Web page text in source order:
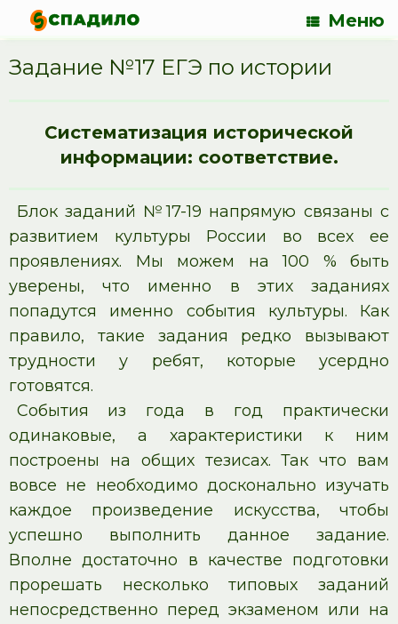
Меню
Задание №17 ЕГЭ по истории
Систематизация исторической
информации: соответствие.
Блок заданий №17-19 напрямую связаны с
развитием культуры России во всех ее
проявлениях. Мы можем на 100 % быть
уверены, что именно в этих заданиях
попадутся именно события культуры. Как
правило, такие задания редко вызывают
трудности у ребят, которые усердно
готовятся.
События из года в год практически
одинаковые, а характеристики к ним
построены на общих тезисах. Так что вам
вовсе не необходимо досконально изучать
каждое произведение искусства, чтобы
успешно выполнить данное задание.
Вполне достаточно в качестве подготовки
прорешать несколько типовых заданий
непосредственно перед экзаменом или на